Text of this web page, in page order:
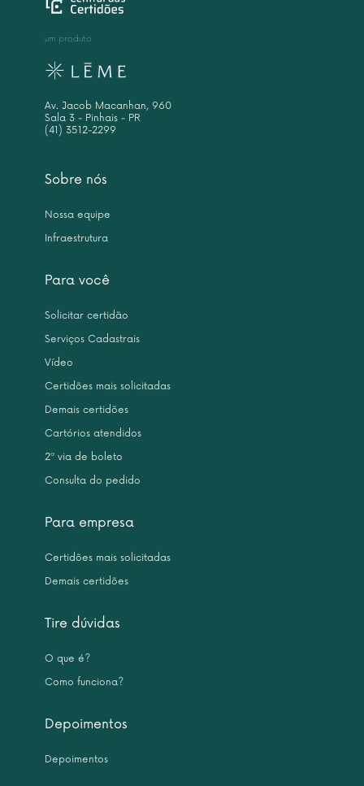
Sobre nós
Nossa equipe
Infraestrutura
Para você
Solicitar certidão
Serviços Cadastrais
Vídeo
Certidões mais solicitadas
Demais certidões
Cartórios atendidos
2ª via de boleto
Consulta do pedido
Para empresa
Certidões mais solicitadas
Demais certidões
Tire dúvidas
O que é?
Como funciona?
Depoimentos
Depoimentos
um produto
Av. Jacob Macanhan, 960
Sala 3 - Pinhais - PR
(41) 3512-2299